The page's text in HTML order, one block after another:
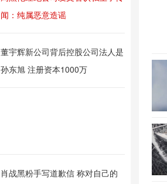
闻：纯属恶意造谣
董宇辉新公司背后控股公司法人是
孙东旭 注册资本1000万
肖战黑粉手写道歉信 称对自己的